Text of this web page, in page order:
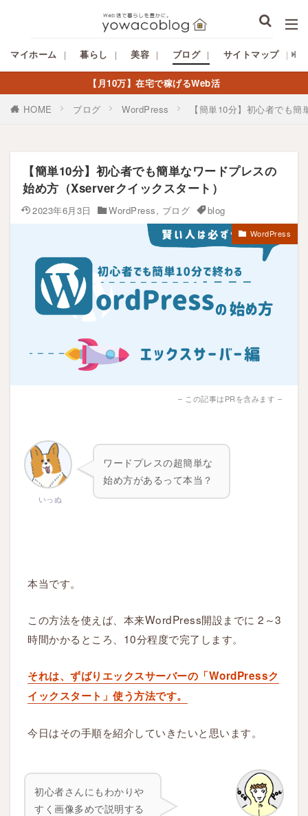
マイホーム 暮らし 美容 ブログ サイトマップ
【月10万】在宅で稼げるWeb活
HOME
ブログ WordPress 【簡単10分】初心者でも
【簡単10分】初心者でも簡単なワードプレスの
始め方（Xserverクイックスタート）
2023年6月3日 WordPress, ブログ blog
WordPress
– この記事はPRを含みます –
いっぬ
ワード プレスの超簡単な
始め方があるって本当？
本当です。
この方法を使えば、本来WordPress開設までに 2～3
時間かかるところ、10分程度で完了します。
それは、ずばりエックスサーバーの「WordPressク
イックスタート」使う方法です。
今日はその手順を紹介していきたいと思います。
初心者さんにもわかりや
すく画像多めで説明する